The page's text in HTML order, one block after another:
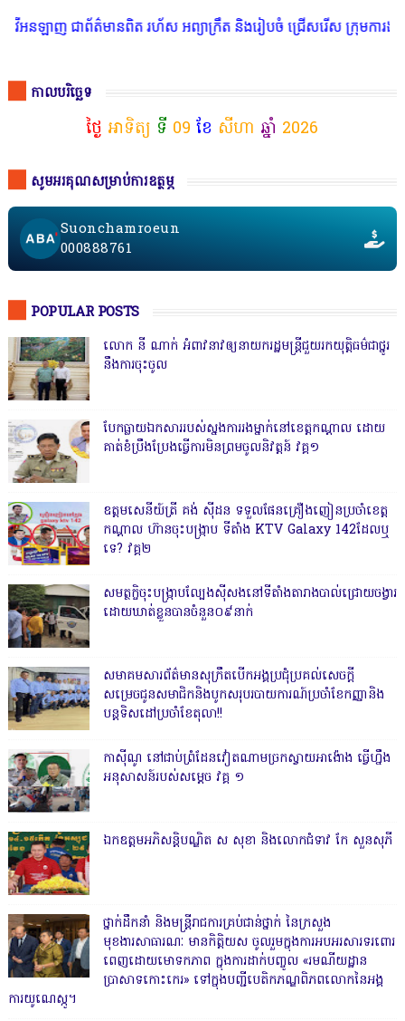
ជាព័ត៌មានពិត រហ័ស អព្យាក្រឹត និងរៀបចំ ជ្រើសរើស ក្រុមការងារ នៅត
កាលបរិច្ឆេទ
ថ្ងៃ អាទិត្យ ទី 09 ខែ សីហា ឆ្នាំ 2026
សូមអរគុណសម្រាប់ការឧត្ថម្ភ
Suonchamroeun
000888761
POPULAR POSTS
លោក នី ណាក់ អំពាវនាវឲ្យនាយករដ្ឋមន្ត្រីជួយរកយុត្តិធម៌ជាថ្នូរ
នឹងការចុះចូល
បែកធ្លាយឯកសាររបស់ស្នងការរងម្នាក់នៅខេត្តកណ្ដាល ដោយ
គាត់ខំប្រឹងប្រែងធ្វើការមិនព្រមចូលនិវត្តន៍ វគ្គ១
ឧត្តមសេនីយ៍ត្រី គង់ ស៊ីដន ទទួលផែនគ្រឿងញៀនប្រចាំខេត្ត
កណ្តាល ហ៊ានចុះបង្ក្រាប ទីតាំង KTV Galaxy 142ដែលឬ
ទេ? វគ្គ២
សមត្ថកិ្ចចុះបង្ក្រាបល្បែងស៊ីសងនៅទីតាំងតារាងបាល់ជ្រោយចង្វារ
ដោយឃាត់ខ្លួនបានចំនួន០៩នាក់
សមាគមសារព័ត៌មានសុក្រឹតបើកអង្គប្រជុំប្រគល់សេចក្តី
សម្រេចជូនសមាជិកនិងបូកសរុបរបាយការណ៍ប្រចាំខែកញ្ញានិង
បន្តទិសដៅប្រចាំខែតុលា!!
កាសុីណូ នៅជាប់ព្រំដែនវៀតណាមច្រកស្វាយអាង៉ោង ធ្វើហ្នឹង
អនុសាសន៍របស់សម្ដេច វគ្គ ១
ឯកឧត្តមអភិសន្តិបណ្ឌិត ស សុខា និងលោកជំទាវ កែ សួនសុភី
ថ្នាក់ដឹកនាំ និងមន្ត្រីរាជការគ្រប់ជាន់ថ្នាក់ នៃក្រសួង
មុខងារសាធារណៈ មានកិត្តិយស ចូលរួមក្នុងការអបអរសារទរពោរ
ពេញដោយមោទកភាព ក្នុងការដាក់បញ្ចូល «រមណីយដ្ឋាន
ប្រាសាទកោះកេរ» ទៅក្នុងបញ្ជីបេតិកភណ្ឌពិភពលោកនៃអង្គ
ការយូណេស្កូ។